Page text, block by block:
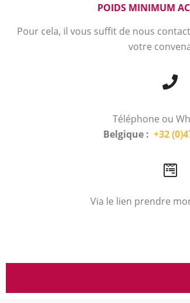
POIDS MINIMUM
Pour cela, il vous suffit de nous
votre
Téléphone ou
Belgique : +32
Via le lien prendre